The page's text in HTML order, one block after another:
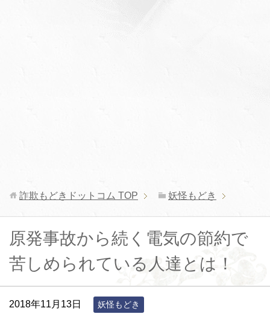
詐欺もどきドットコム TOP 妖怪もどき
原発事故から続く電気の節約で
苦しめられている人達とは！
2018年11月13日 妖怪もどき